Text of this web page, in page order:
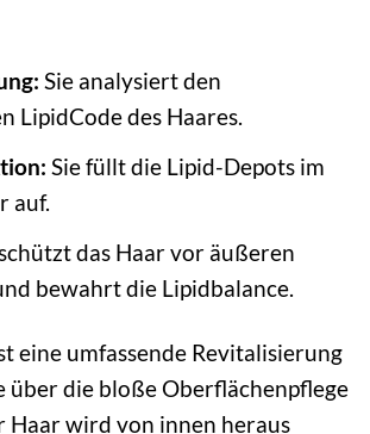
Sie analysiert den
LipidCode des Haares.
Sie füllt die Lipid-Depots im
auf.
das Haar vor äußeren
bewahrt die Lipidbalance.
eine umfassende Revitalisierung
über die bloße Oberflächenpflege
Haar wird von innen heraus